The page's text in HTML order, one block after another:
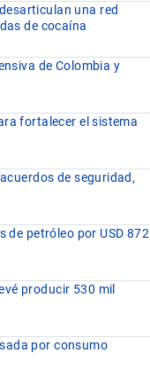
una red
de cocaína
de Colombia y
fortalecer el sistema
de seguridad,
de petróleo por USD 872
producir 530 mil
por consumo